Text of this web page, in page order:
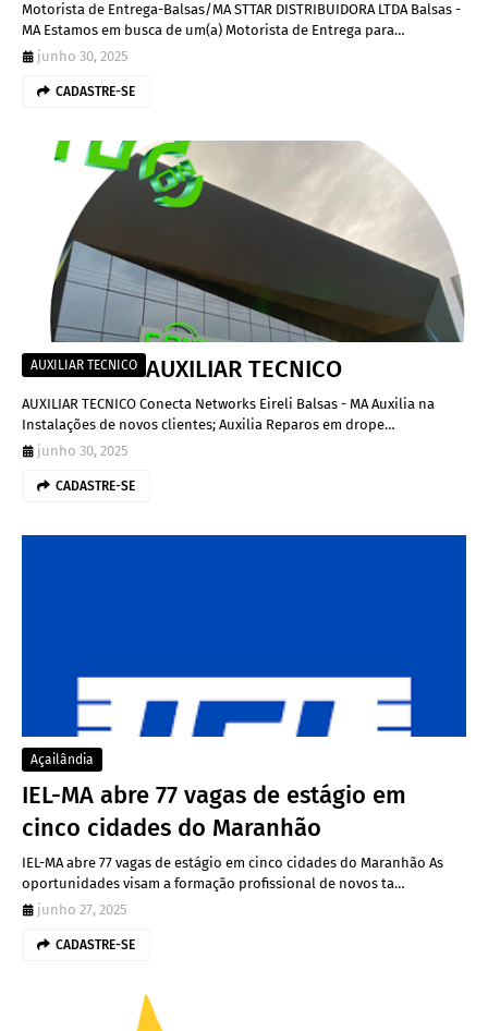
Motorista de Entrega-Balsas/MA STTAR DISTRIBUIDORA LTDA Balsas -
MA Estamos em busca de um(a) Motorista de Entrega para…
junho 30, 2025
CADASTRE-SE
AUXILIAR TECNICO AUXILIAR TECNICO
AUXILIAR TECNICO Conecta Networks Eireli Balsas - MA Auxilia na
Instalações de novos clientes; Auxilia Reparos em drope…
junho 30, 2025
CADASTRE-SE
Açailândia
IEL-MA abre 77 vagas de estágio em
cinco cidades do Maranhão
IEL-MA abre 77 vagas de estágio em cinco cidades do Maranhão As
oportunidades visam a formação profissional de novos ta…
junho 27, 2025
CADASTRE-SE